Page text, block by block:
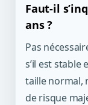
Faut-il
ans ?
Pas
s’il est stable
taille normal,
de risque